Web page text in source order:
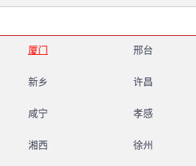
厦门 邢台
新乡 许昌
咸宁 孝感
湘西 徐州